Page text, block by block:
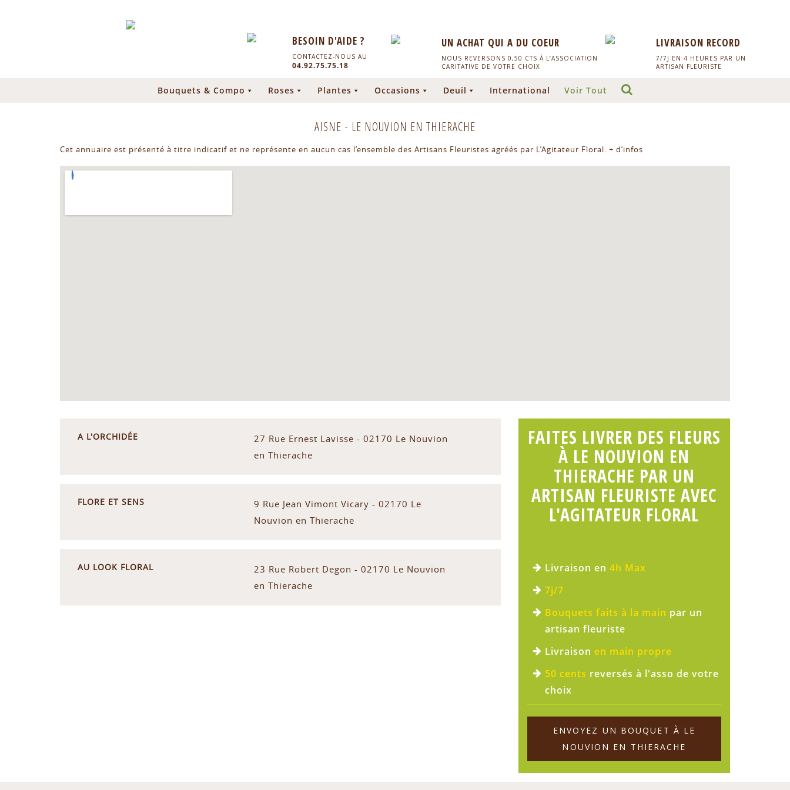
BESOIN D'AIDE ?
CONTACTEZ-NOUS AU
04.92.75.75.18
UN ACHAT QUI A DU COEUR
NOUS REVERSONS 0,50 CTS À L’ASSOCIATION
CARITATIVE DE VOTRE CHOIX
LIVRAISON RECORD
7/7J EN 4 HEURES PAR UN
ARTISAN FLEURISTE
Bouquets & Compo Roses Plantes Occasions Deuil International Voir Tout
AISNE - LE NOUVION EN THIERACHE
Cet annuaire est présenté à titre indicatif et ne représente en aucun cas l’ensemble des Artisans Fleuristes agréés par L’Agitateur Floral. + d’infos
A L'ORCHIDÉE
27 Rue Ernest Lavisse - 02170 Le Nouvion
en Thierache
FLORE ET SENS
9 Rue Jean Vimont Vicary - 02170 Le
Nouvion en Thierache
AU LOOK FLORAL
23 Rue Robert Degon - 02170 Le Nouvion
en Thierache
FAITES LIVRER DES FLEURS
À LE NOUVION EN
THIERACHE PAR UN
ARTISAN FLEURISTE AVEC
L'AGITATEUR FLORAL
Livraison en 4h Max
7j/7
Bouquets faits à la main par un
artisan fleuriste
Livraison en main propre
50 cents reversés à l'asso de votre
choix
ENVOYEZ UN BOUQUET À LE
NOUVION EN THIERACHE